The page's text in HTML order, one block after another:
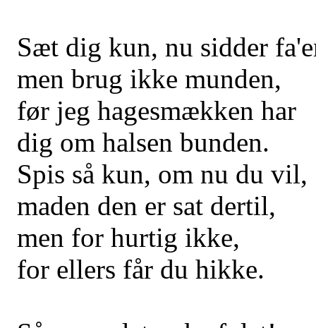
Sæt dig kun, nu sidder
men brug ikke munden,
før jeg hagesmækken har
dig om halsen bunden.
Spis så kun, om nu du vil,
maden den er sat dertil,
men for hurtig ikke,
for ellers får du hikke.